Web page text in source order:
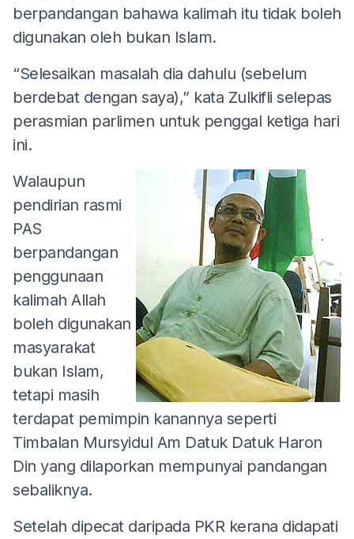
berpandangan bahawa kalimah itu tidak boleh
digunakan oleh bukan Islam.
“Selesaikan masalah dia dahulu (sebelum
berdebat dengan saya),” kata Zulkifli selepas
perasmian parlimen untuk penggal ketiga hari
ini.
Walaupun
pendirian rasmi
PAS
berpandangan
penggunaan
kalimah Allah
boleh digunakan
masyarakat
bukan Islam,
tetapi masih
terdapat pemimpin kanannya seperti
Timbalan Mursyidul Am Datuk Datuk Haron
Din yang dilaporkan mempunyai pandangan
sebaliknya.
Setelah dipecat daripada PKR kerana didapati